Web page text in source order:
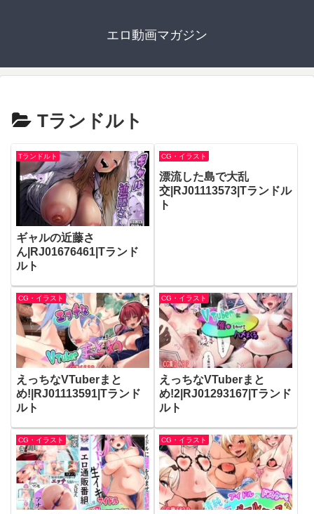
エロ動画マガジン
Tランドルト
Tランドルト
ギャルの近藤さ
ん|RJ01676461|Tランド
ルト
CG・イラスト
漂流した島で大乱
交|RJ01113573|Tランドル
ト
CG・イラスト
えっちなVTuberまと
め!|RJ01113591|Tランド
ルト
CG・イラスト
えっちなVTuberまと
め!2|RJ01293167|Tランド
ルト
CG・イラスト CG・イラスト